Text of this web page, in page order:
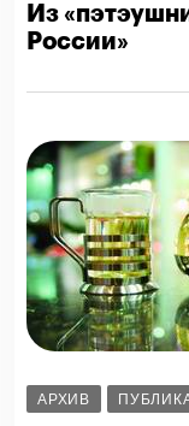
Из
России»
АРХИВ